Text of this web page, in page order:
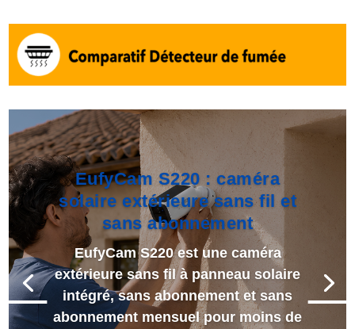
EufyCam S220 : caméra
solaire extérieure sans fil et
sans abonnement
EufyCam S220 est une caméra
extérieure sans fil à panneau solaire
intégré, sans abonnement et sans
abonnement mensuel pour moins de